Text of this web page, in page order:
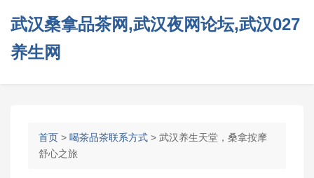
武汉桑拿品茶网,武汉夜网论坛,武汉027
养生网
首页 > 喝茶品茶联系方式 > 武汉养生天堂，桑拿按摩
舒心之旅